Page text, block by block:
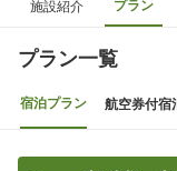
施設紹介 プラン
プラン一覧
宿泊プラン 航空券付宿